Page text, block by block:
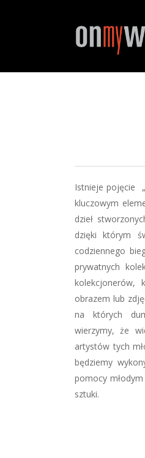
Istnieje pojęcie
kluczowym
dzieł
dzięki którym
codziennego
prywatnych
kolekcjonerów,
obrazem lub
na których
wierzymy, że
artystów tych
będziemy
pomocy
sztuki.